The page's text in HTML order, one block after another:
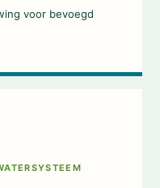
voor bevoegd